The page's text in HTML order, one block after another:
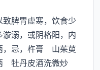
脾胃虚寒，饮食少
溺，或阴格阳，内
，忌，杵膏 山茱萸
牡丹皮酒洗微炒